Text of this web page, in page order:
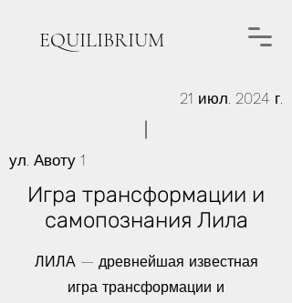
EQUILIBRIUM
21 июл. 2024 г.
ул. Авоту 1
Игра трансформации и
самопознания Лила
ЛИЛА — древнейшая известная
игра трансформации и